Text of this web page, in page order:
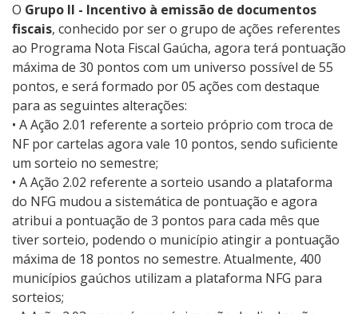
O Grupo II - Incentivo à emissão de documentos
fiscais, conhecido por ser o grupo de ações referentes
ao Programa Nota Fiscal Gaúcha, agora terá pontuação
máxima de 30 pontos com um universo possível de 55
pontos, e será formado por 05 ações com destaque
para as seguintes alterações:
• A Ação 2.01 referente a sorteio próprio com troca de
NF por cartelas agora vale 10 pontos, sendo suficiente
um sorteio no semestre;
• A Ação 2.02 referente a sorteio usando a plataforma
do NFG mudou a sistemática de pontuação e agora
atribui a pontuação de 3 pontos para cada mês que
tiver sorteio, podendo o município atingir a pontuação
máxima de 18 pontos no semestre. Atualmente, 400
municípios gaúchos utilizam a plataforma NFG para
sorteios;